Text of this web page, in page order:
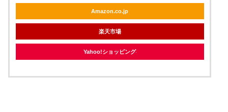
Amazon.co.jp
楽天市場
Yahoo!ショッピング